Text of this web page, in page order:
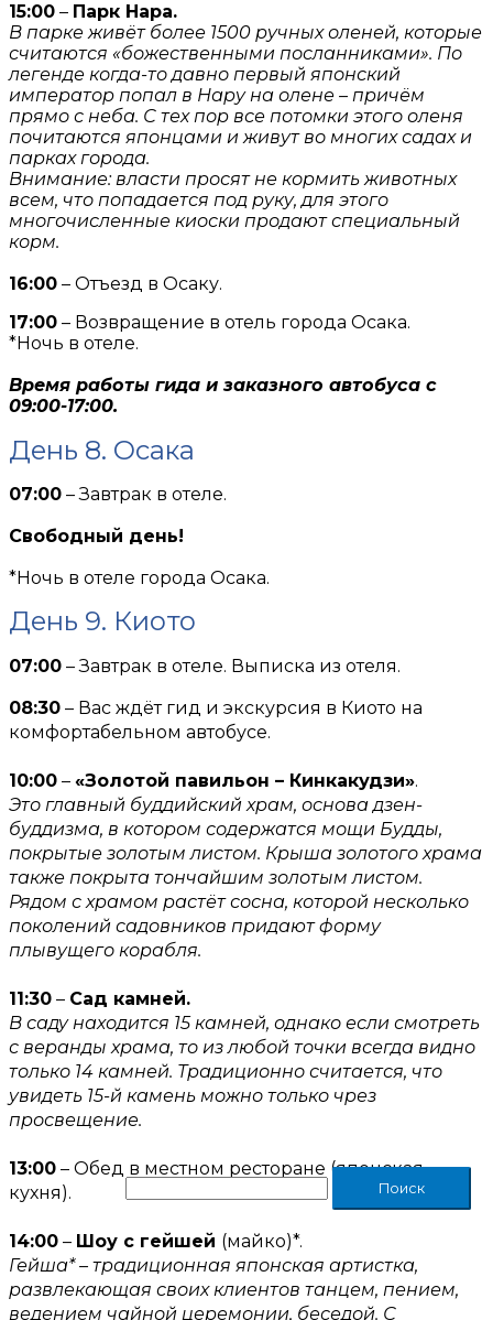
15:00 – Парк Нара.
В парке живёт более 1500 ручных оленей, которые
считаются «божественными посланниками». По
легенде когда-то давно первый японский
император попал в Нару на олене – причём
прямо с неба. С тех пор все потомки этого оленя
почитаются японцами и живут во многих садах и
парках города.
Внимание: власти просят не кормить животных
всем, что попадается под руку, для этого
многочисленные киоски продают специальный
корм.
16:00 – Отъезд в Осаку.
17:00 – Возвращение в отель города Осака.
*Ночь в отеле.
Время работы гида и заказного автобуса с
09:00-17:00.
День 8. Осака
07:00 – Завтрак в отеле.
Свободный день!
*Ночь в отеле города Осака.
День 9. Киото
07:00 – Завтрак в отеле. Выписка из отеля.
08:30 – Вас ждёт гид и экскурсия в Киото на
комфортабельном автобусе.
10:00 – «Золотой павильон – Кинкакудзи».
Это главный буддийский храм, основа дзен-
буддизма, в котором содержатся мощи Будды,
покрытые золотым листом. Крыша золотого храма
также покрыта тончайшим золотым листом.
Рядом с храмом растёт сосна, которой несколько
поколений садовников придают форму
плывущего корабля.
11:30 – Сад камней.
В саду находится 15 камней, однако если смотреть
с веранды храма, то из любой точки всегда видно
только 14 камней. Традиционно считается, что
увидеть 15-й камень можно только чрез
просвещение.
13:00 – Обед в местном ресторане (японская
кухня).
14:00 – Шоу с гейшей (майко)*.
Гейша* – традиционная японская артистка,
развлекающая своих клиентов танцем, пением,
ведением чайной церемонии, беседой. С